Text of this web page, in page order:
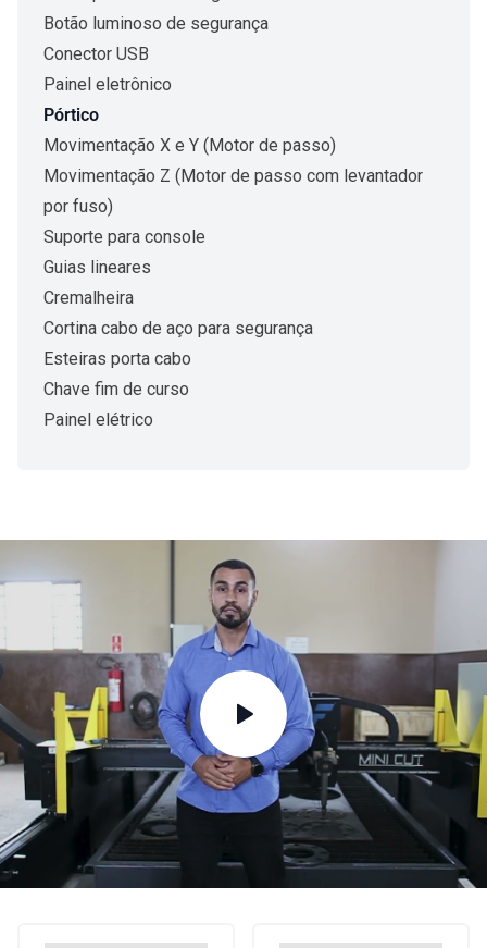
Botão luminoso de segurança
Conector USB
Painel eletrônico
Pórtico
Movimentação X e Y (Motor de passo)
Movimentação Z (Motor de passo com levantador
por fuso)
Suporte para console
Guias lineares
Cremalheira
Cortina cabo de aço para segurança
Esteiras porta cabo
Chave fim de curso
Painel elétrico